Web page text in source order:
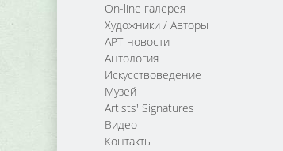
On-line галерея
Художники / Авторы
АРТ-новости
Антология
Искусствоведение
Музей
Artists' Signatures
Видео
Контакты